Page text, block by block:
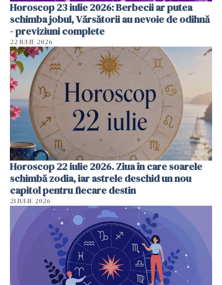
Horoscop 23 iulie 2026: Berbecii ar putea
schimba jobul, Vărsătorii au nevoie de odihnă
- previziuni complete
22 IULIE 2026
Horoscop 22 iulie 2026. Ziua în care soarele
schimbă zodia, iar astrele deschid un nou
capitol pentru fiecare destin
21 IULIE 2026